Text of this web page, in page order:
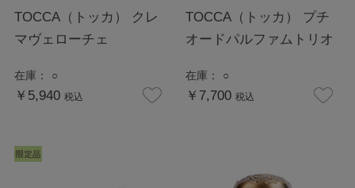
TOCCA（トッカ） クレ
マヴェローチェ
在庫： ○
￥5,940 税込
TOCCA（トッカ） プチ
オードパルファムトリオ
在庫： ○
￥7,700 税込